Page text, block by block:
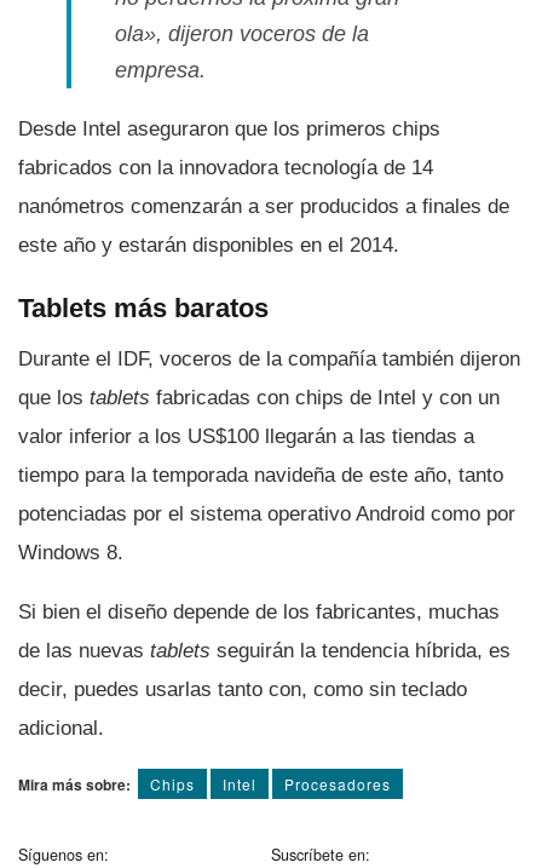
ola», dijeron voceros de la
empresa.
Desde Intel aseguraron que los primeros chips
fabricados con la innovadora tecnologí­a de 14
nanómetros comenzarán a ser producidos a finales de
este año y estarán disponibles en el 2014.
Tablets más baratos
Durante el IDF, voceros de la compañí­a también dijeron
que los tablets fabricadas con chips de Intel y con un
valor inferior a los US$100 llegarán a las tiendas a
tiempo para la temporada navideña de este año, tanto
potenciadas por el sistema operativo Android como por
Windows 8.
Si bien el diseño depende de los fabricantes, muchas
de las nuevas tablets seguirán la tendencia hí­brida, es
decir, puedes usarlas tanto con, como sin teclado
adicional.
Mira más sobre: Chips Intel Procesadores
Síguenos en: Suscríbete en: